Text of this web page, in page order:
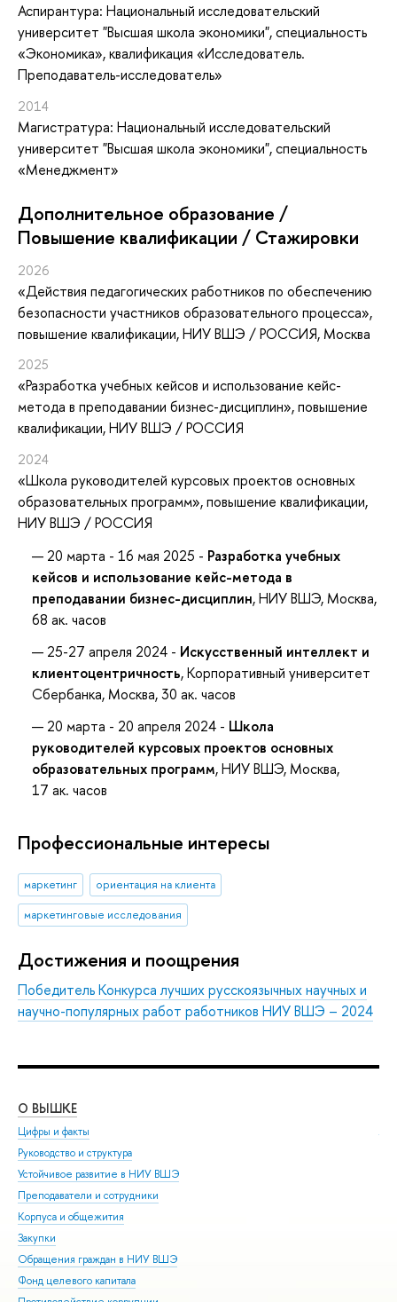
Аспирантура: Национальный исследовательский
университет "Высшая школа экономики", специальность
«Экономика», квалификация «Исследователь.
Преподаватель-исследователь»
2014
Магистратура: Национальный исследовательский
университет "Высшая школа экономики", специальность
«Менеджмент»
Дополнительное образование /
Повышение квалификации / Стажировки
2026
«Действия педагогических работников по обеспечению
безопасности участников образовательного процесса»,
повышение квалификации, НИУ ВШЭ / РОССИЯ, Москва
2025
«Разработка учебных кейсов и использование кейс-
метода в преподавании бизнес-дисциплин», повышение
квалификации, НИУ ВШЭ / РОССИЯ
2024
«Школа руководителей курсовых проектов основных
образовательных программ», повышение квалификации,
НИУ ВШЭ / РОССИЯ
20 марта - 16 мая 2025 - Разработка учебных
кейсов и использование кейс-метода в
преподавании бизнес-дисциплин, НИУ ВШЭ, Москва,
68 ак. часов
25-27 апреля 2024 - Искусственный интеллект и
клиентоцентричность, Корпоративный университет
Сбербанка, Москва, 30 ак. часов
20 марта - 20 апреля 2024 - Школа
руководителей курсовых проектов основных
образовательных программ, НИУ ВШЭ, Москва,
17 ак. часов
Профессиональные интересы
маркетинг
ориентация на клиента
маркетинговые исследования
Достижения и поощрения
Победитель Конкурса лучших русскоязычных научных и
научно-популярных работ работников НИУ ВШЭ – 2024
О ВЫШКЕ
Цифры и факты
Руководство и структура
Устойчивое развитие в НИУ ВШЭ
Преподаватели и сотрудники
Корпуса и общежития
Закупки
Обращения граждан в НИУ ВШЭ
Фонд целевого капитала